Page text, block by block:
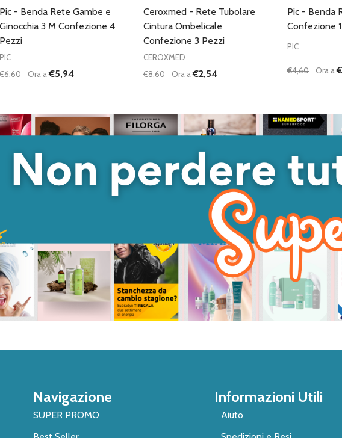
Pic - Benda Rete Gambe e
Ginocchia 3 M Confezione 4
Pezzi
PIC
€6,60
Ora a€5,94
Ceroxmed - Rete Tubolare
Cintura Ombelicale
Confezione 3 Pezzi
CEROXMED
€8,60
Ora a€2,54
Pic - Benda
Confezione
PIC
€4,60 Ora a
Navigazione
SUPER PROMO
Informazioni Utili
Aiuto